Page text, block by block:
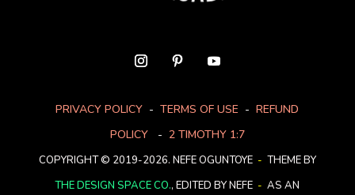
PRIVACY POLICY - TERMS OF USE - REFUND
POLICY- 2 TIMOTHY 1:7
COPYRIGHT © 2019-2026. NEFE OGUNTOYE - THEME BY
THE DESIGN SPACE CO., EDITED BY NEFE - AS AN